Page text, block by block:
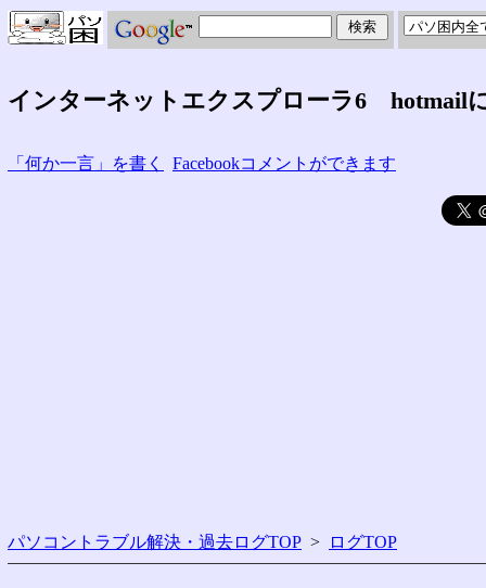
インターネットエクスプローラ6 hotmail
「何か一言」を書く Facebookコメントができます
パソコントラブル解決・過去ログTOP > ログTOP